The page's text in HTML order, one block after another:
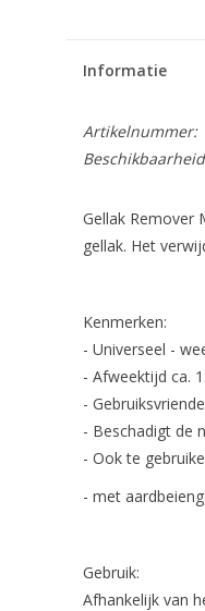
Informatie
Artikelnummer:
Gellak Remover
gellak. Het
Kenmerken:
- Universeel -
- Afweektijd ca.
-
- Beschadigt de
- Ook te
- met
Gebruik:
Afhankelijk van